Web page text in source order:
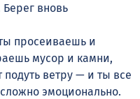
Берег вновь
просеиваешь и
мусор и камни,
ветру — и ты все
эмоционально.